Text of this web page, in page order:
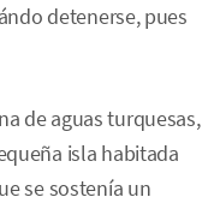
detenerse, pues
de aguas turquesas,
isla habitada
se sostenía un